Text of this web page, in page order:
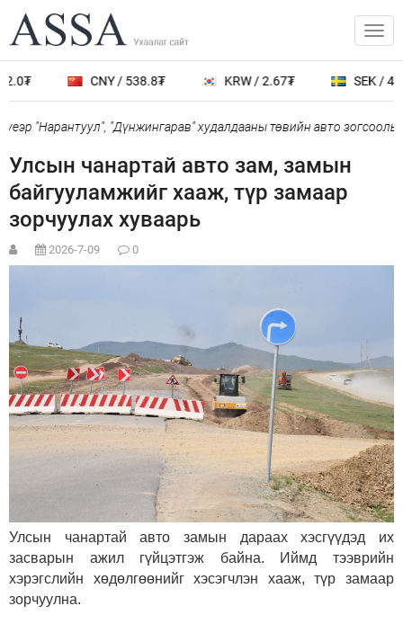
CNY / 538.8₮ KRW / 2.67₮ SEK /
"Нарантуул", "Дүнжингарав" худалдааны төвийн авто зогсоолыг
Улсын чанартай авто зам, замын
байгууламжийг хааж, түр замаар
зорчуулах хуваарь
2026-7-09 0
Улсын чанартай авто замын дараах хэсгүүдэд их
засварын ажил гүйцэтгэж байна. Иймд тээврийн
хэрэгслийн хөдөлгөөнийг хэсэгчлэн хааж, түр замаар
зорчуулна.